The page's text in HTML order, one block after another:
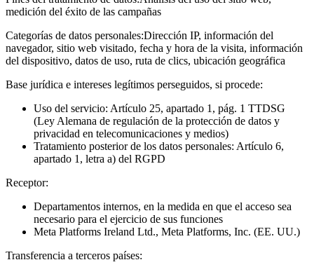
medición del éxito de las campañas
Categorías de datos personales:Dirección IP, información del
navegador, sitio web visitado, fecha y hora de la visita, información
del dispositivo, datos de uso, ruta de clics, ubicación geográfica
Base jurídica e intereses legítimos perseguidos, si procede:
Uso del servicio: Artículo 25, apartado 1, pág. 1 TTDSG
(Ley Alemana de regulación de la protección de datos y
privacidad en telecomunicaciones y medios)
Tratamiento posterior de los datos personales: Artículo 6,
apartado 1, letra a) del RGPD
Receptor:
Departamentos internos, en la medida en que el acceso sea
necesario para el ejercicio de sus funciones
Meta Platforms Ireland Ltd., Meta Platforms, Inc. (EE. UU.)
Transferencia a terceros países: